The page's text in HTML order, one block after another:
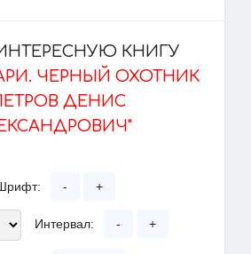
КНИГУ
ЧЕРНЫЙ ОХОТНИК
ДЕНИС
- +
Интервал: - +